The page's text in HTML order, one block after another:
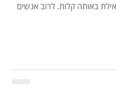
באותה קלות. לרוב אנשים